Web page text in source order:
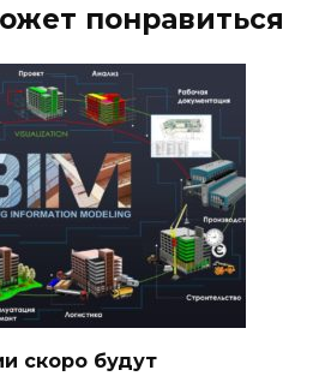
понравиться
скоро будут